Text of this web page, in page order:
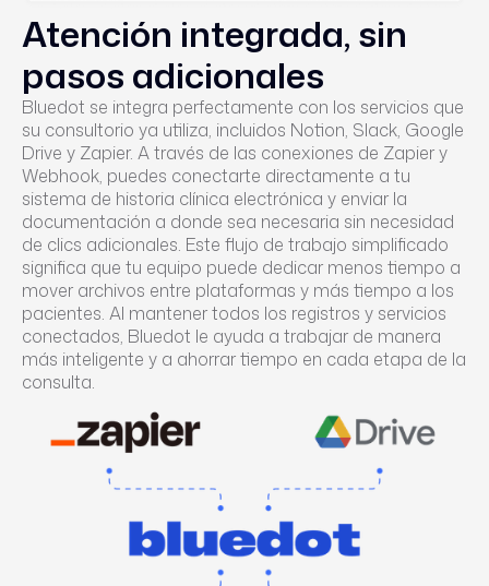
Atención integrada, sin
pasos adicionales
Bluedot se integra perfectamente con los servicios que
su consultorio ya utiliza, incluidos Notion, Slack, Google
Drive y Zapier. A través de las conexiones de Zapier y
Webhook, puedes conectarte directamente a tu
sistema de historia clínica electrónica y enviar la
documentación a donde sea necesaria sin necesidad
de clics adicionales. Este flujo de trabajo simplificado
significa que tu equipo puede dedicar menos tiempo a
mover archivos entre plataformas y más tiempo a los
pacientes. Al mantener todos los registros y servicios
conectados, Bluedot le ayuda a trabajar de manera
más inteligente y a ahorrar tiempo en cada etapa de la
consulta.